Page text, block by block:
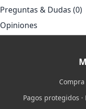
Preguntas & Dudas (0)
Opiniones
Pagos protegidos ·